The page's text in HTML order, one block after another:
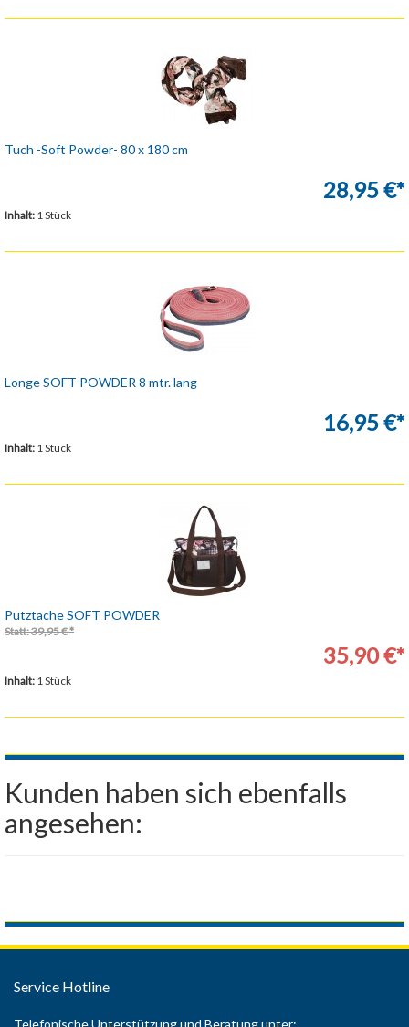
Tuch -Soft Powder- 80 x 180 cm
28,95 €*
Inhalt: 1 Stück
Longe SOFT POWDER 8 mtr. lang
16,95 €*
Inhalt: 1 Stück
Putztache SOFT POWDER
Statt: 39,95 € *
35,90 €*
Inhalt: 1 Stück
Kunden haben sich ebenfalls
angesehen:
Service Hotline